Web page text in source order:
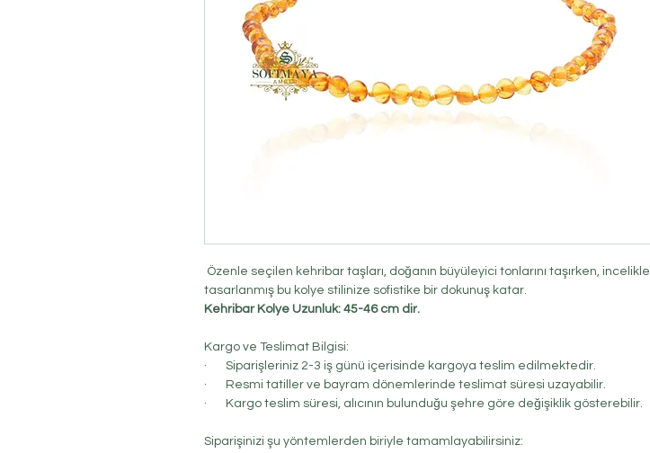
Özenle seçilen kehribar taşları, doğanın büyüleyici tonlarını taşırken, incelikle
tasarlanmış bu kolye stilinize sofistike bir dokunuş katar.
Kehribar Kolye Uzunluk: 45-46 cm dir.
Kargo ve Teslimat Bilgisi:
· Siparişleriniz 2-3 iş günü içerisinde kargoya teslim edilmektedir.
· Resmi tatiller ve bayram dönemlerinde teslimat süresi uzayabilir.
· Kargo teslim süresi, alıcının bulunduğu şehre göre değişiklik gösterebilir.
Siparişinizi şu yöntemlerden biriyle tamamlayabilirsiniz: